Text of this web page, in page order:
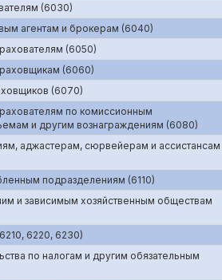
(6030)
агентам и брокерам (6040)
(6050)
(6060)
(6070)
по комиссионным
и другим вознаграждениям (6080)
аджастерам, сюрвейерам и ассистансам
подразделениям (6110)
и зависимым хозяйственным обществам
6220, 6230)
по налогам и другим обязательным